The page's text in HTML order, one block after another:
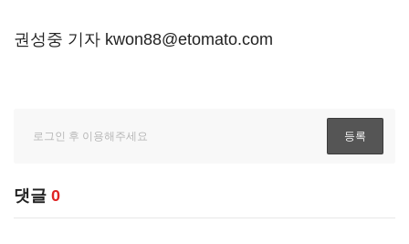
권성중 기자 kwon88@etomato.com
댓글 0